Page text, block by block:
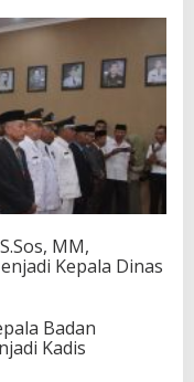
MM,
Kepala Dinas
Badan
Kadis